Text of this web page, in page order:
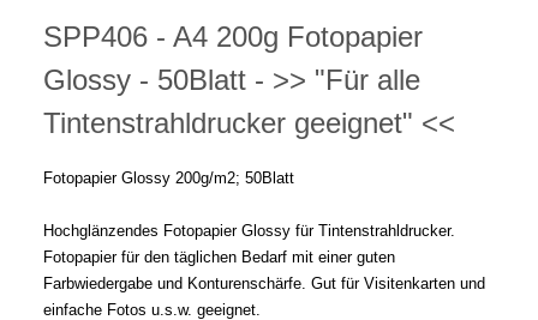
SPP406 - A4 200g Fotopapier
Glossy - 50Blatt - >> "Für alle
Tintenstrahldrucker geeignet" <<
Fotopapier Glossy 200g/m2; 50Blatt
Hochglänzendes Fotopapier Glossy für Tintenstrahldrucker.
Fotopapier für den täglichen Bedarf mit einer guten
Farbwiedergabe und Konturenschärfe. Gut für Visitenkarten und
einfache Fotos u.s.w. geeignet.